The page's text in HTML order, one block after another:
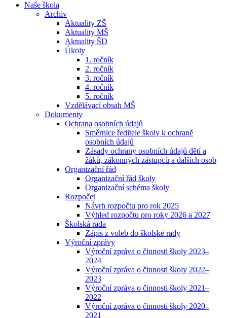
Naše škola
Archiv
Aktuality ZŠ
Aktuality MŠ
Aktuality ŠD
Úkoly
1. ročník
2. ročník
3. ročník
4. ročník
5. ročník
Vzdělávací obsah MŠ
Dokumenty
Ochrana osobních údajů
Směrnice ředitele školy k ochraně
osobních údajů
Zásady ochrany osobních údajů dětí a
žáků, zákonných zástupců a dalších osob
Organizační řád
Organizační řád školy
Organizační schéma školy
Rozpočet
Návrh rozpočtu pro rok 2025
Výhled rozpočtu pro roky 2026 a 2027
Školská rada
Zápis z voleb do školské rady
Výroční zprávy
Výroční zpráva o činnosti školy 2023–
2024
Výroční zpráva o činnosti školy 2022–
2023
Výroční zpráva o činnosti školy 2021–
2022
Výroční zpráva o činnosti školy 2020–
2021